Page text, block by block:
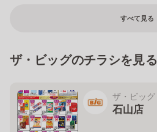
すべて見る
ザ・ビッグのチラシを見る
ザ・ビッグ
石山店